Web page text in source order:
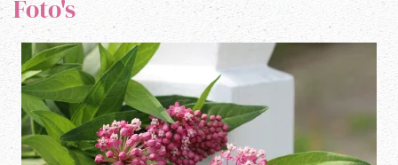
Foto's